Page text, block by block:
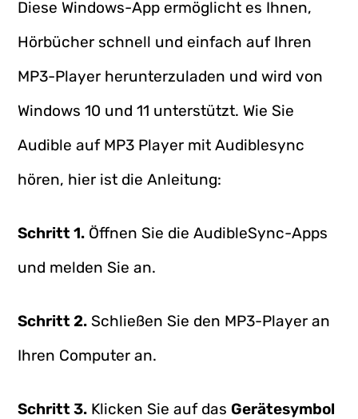
Diese Windows-App ermöglicht es Ihnen,
Hörbücher schnell und einfach auf Ihren
MP3-Player herunterzuladen und wird von
Windows 10 und 11 unterstützt. Wie Sie
Audible auf MP3 Player mit Audiblesync
hören, hier ist die Anleitung:
Schritt 1. Öffnen Sie die AudibleSync-Apps
und melden Sie an.
Schritt 2. Schließen Sie den MP3-Player an
Ihren Computer an.
Schritt 3. Klicken Sie auf das Gerätesymbol